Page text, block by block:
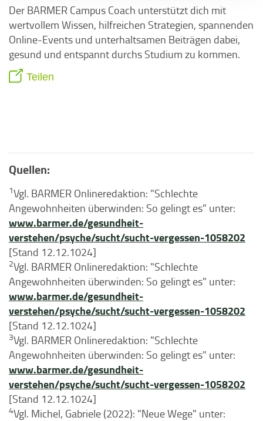
Der BARMER Campus Coach unterstützt dich mit
wertvollem Wissen, hilfreichen Strategien, spannenden
Online-Events und unterhaltsamen Beiträgen dabei,
gesund und entspannt durchs Studium zu kommen.
Teilen
Quellen:
1Vgl. BARMER Onlineredaktion: "Schlechte
Angewohnheiten überwinden: So gelingt es" unter:
www.barmer.de/gesundheit-
verstehen/psyche/sucht/sucht-vergessen-1058202
[Stand 12.12.1024]
2Vgl. BARMER Onlineredaktion: "Schlechte
Angewohnheiten überwinden: So gelingt es" unter:
www.barmer.de/gesundheit-
verstehen/psyche/sucht/sucht-vergessen-1058202
[Stand 12.12.1024]
3Vgl. BARMER Onlineredaktion: "Schlechte
Angewohnheiten überwinden: So gelingt es" unter:
www.barmer.de/gesundheit-
verstehen/psyche/sucht/sucht-vergessen-1058202
[Stand 12.12.1024]
4Vgl. Michel, Gabriele (2022): "Neue Wege" unter: